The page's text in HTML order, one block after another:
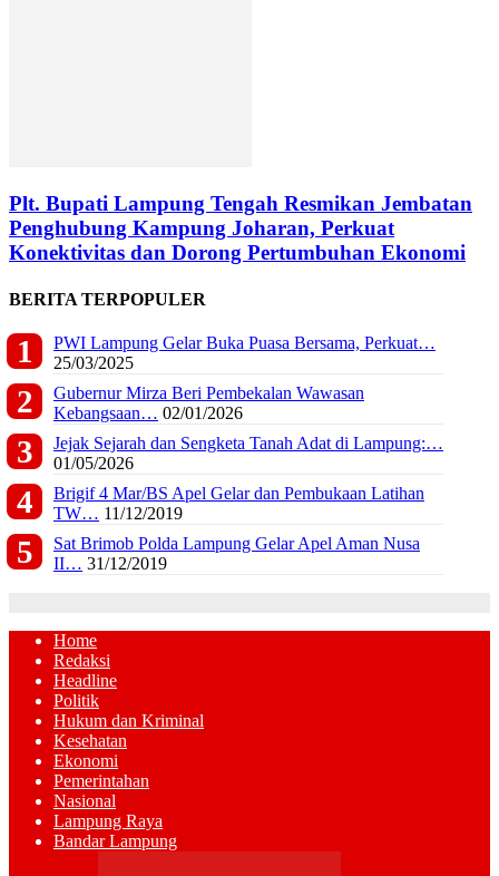
Plt. Bupati Lampung Tengah Resmikan Jembatan
Penghubung Kampung Joharan, Perkuat
Konektivitas dan Dorong Pertumbuhan Ekonomi
BERITA TERPOPULER
PWI Lampung Gelar Buka Puasa Bersama, Perkuat…
25/03/2025
Gubernur Mirza Beri Pembekalan Wawasan
Kebangsaan… 02/01/2026
Jejak Sejarah dan Sengketa Tanah Adat di Lampung:…
01/05/2026
Brigif 4 Mar/BS Apel Gelar dan Pembukaan Latihan
TW… 11/12/2019
Sat Brimob Polda Lampung Gelar Apel Aman Nusa
II… 31/12/2019
Home
Redaksi
Headline
Politik
Hukum dan Kriminal
Kesehatan
Ekonomi
Pemerintahan
Nasional
Lampung Raya
Bandar Lampung